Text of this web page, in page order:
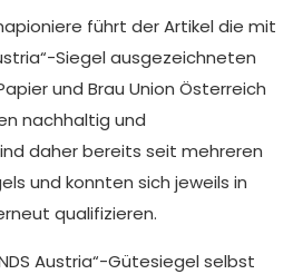
führt der Artikel die mit
Siegel ausgezeichneten
und Brau Union Österreich
nachhaltig und
daher bereits seit mehreren
und konnten sich jeweils in
qualifizieren.
Austria“-Gütesiegel selbst